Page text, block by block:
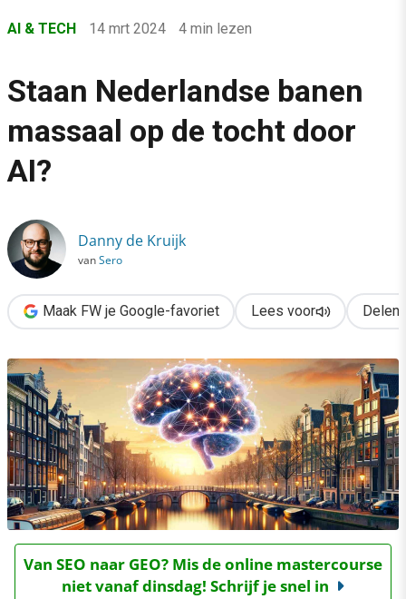
›
›
AI & Tech
Staan Nederlandse banen massaal op de tocht door AI?
AI & TECH 14 mrt 2024 4 min lezen
Staan Nederlandse banen
massaal op de tocht door
AI?
Danny de Kruijk
vanSero
Maak FW je Google-favoriet Lees voor Delen
Van SEO naar GEO? Mis de online mastercourse
niet vanaf dinsdag! Schrijf je snel in